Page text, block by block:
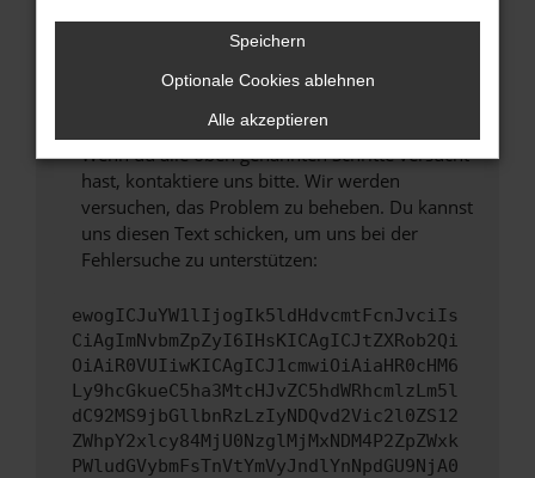
Sicherheitsrisiko, sondern kann auch dazu
unterstützt werden.
Wende dich an den Webseitenbetreiber.
Wenn du alle oben genannten Schritte versucht
hast, kontaktiere uns bitte. Wir werden
versuchen, das Problem zu beheben. Du kannst
uns diesen Text schicken, um uns bei der
Fehlersuche zu unterstützen:
ewogICJuYW1lIjogIk5ldHdvcmtFcnJvciIs
CiAgImNvbmZpZyI6IHsKICAgICJtZXRob2Qi
OiAiR0VUIiwKICAgICJ1cmwiOiAiaHR0cHM6
Ly9hcGkueC5ha3MtcHJvZC5hdWRhcmlzLm5l
dC92MS9jbGllbnRzLzIyNDQvd2Vic2l0ZS12
ZWhpY2xlcy84MjU0NzglMjMxNDM4P2ZpZWxk
PWludGVybmFsTnVtYmVyJndlYnNpdGU9NjA0
Speichern
Optionale Cookies ablehnen
Alle akzeptieren